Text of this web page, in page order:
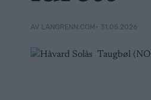
AV LANGRENN.COM • 31.05.2026